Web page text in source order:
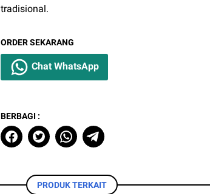
tradisional.
ORDER SEKARANG
Chat WhatsApp
BERBAGI :
PRODUK TERKAIT